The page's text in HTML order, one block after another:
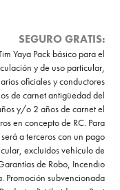
SEGURO GRATIS:
Yaya Pack básico para el
y de uso particular,
oficiales y conductores
de carnet antigüedad del
y/o 2 años de carnet el
en concepto de RC. Para
a terceros con un pago
excluidos vehículo de
de Robo, Incendio
Promoción subvencionada